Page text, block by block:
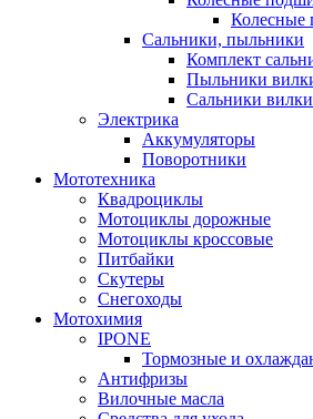
Колесные
Сальники, пыльники
Комплект
Пыльники
Сальники вилки
Электрика
Аккумуляторы
Поворотники
Мототехника
Квадроциклы
Мотоциклы дорожные
Мотоциклы кроссовые
Питбайки
Скутеры
Снегоходы
Мотохимия
IPONE
Тормозные и
Антифризы
Вилочные масла